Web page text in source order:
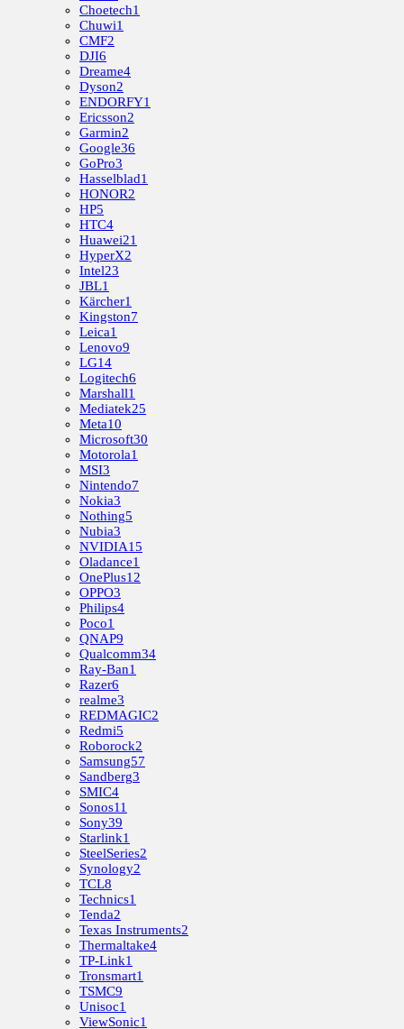
Choetech1
Chuwi1
CMF2
DJI6
Dreame4
Dyson2
ENDORFY1
Ericsson2
Garmin2
Google36
GoPro3
Hasselblad1
HONOR2
HP5
HTC4
Huawei21
HyperX2
Intel23
JBL1
Kärcher1
Kingston7
Leica1
Lenovo9
LG14
Logitech6
Marshall1
Mediatek25
Meta10
Microsoft30
Motorola1
MSI3
Nintendo7
Nokia3
Nothing5
Nubia3
NVIDIA15
Oladance1
OnePlus12
OPPO3
Philips4
Poco1
QNAP9
Qualcomm34
Ray-Ban1
Razer6
realme3
REDMAGIC2
Redmi5
Roborock2
Samsung57
Sandberg3
SMIC4
Sonos11
Sony39
Starlink1
SteelSeries2
Synology2
TCL8
Technics1
Tenda2
Texas Instruments2
Thermaltake4
TP-Link1
Tronsmart1
TSMC9
Unisoc1
ViewSonic1